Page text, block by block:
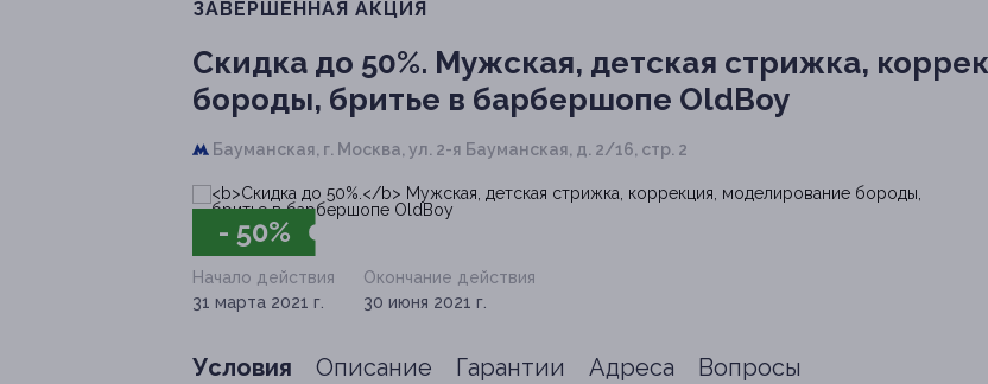
ЗАВЕРШЁННАЯ АКЦИЯ
Скидка до 50%. Мужская, детская стрижка,
бороды, бритье в барбершопе OldBoy
Бауманская, г. Москва, ул. 2-я Бауманская, д. 2/16, стр. 2
- 50%
Начало действия
31 марта 2021 г.
Окончание действия
30 июня 2021 г.
Условия Описание Гарантии Адреса Вопросы